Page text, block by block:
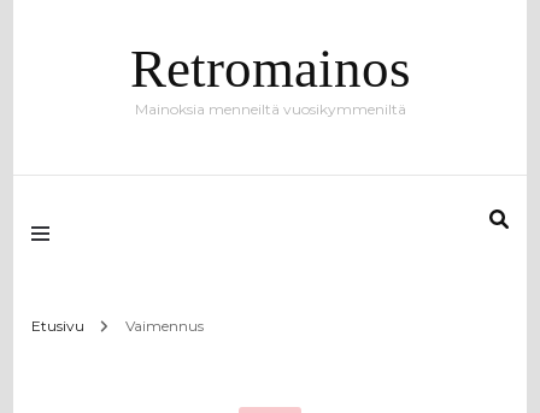
Retromainos
Mainoksia menneiltä vuosikymmeniltä
Etusivu Vaimennus